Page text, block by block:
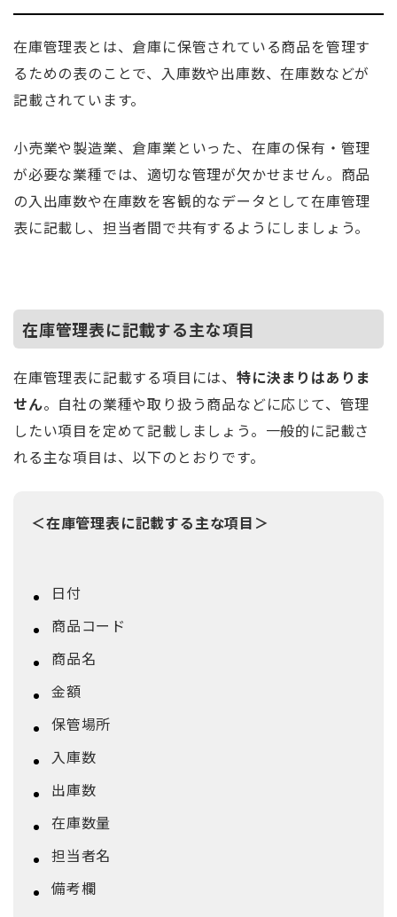
在庫管理表とは、倉庫に保管されている商品を管理す
るための表のことで、入庫数や出庫数、在庫数などが
記載されています。
小売業や製造業、倉庫業といった、在庫の保有・管理
が必要な業種では、適切な管理が欠かせません。商品
の入出庫数や在庫数を客観的なデータとして在庫管理
表に記載し、担当者間で共有するようにしましょう。
在庫管理表に記載する主な項目
在庫管理表に記載する項目には、 特に決まりはありま
せん。自社の業種や取り扱う商品などに応じて、管理
したい項目を定めて記載しましょう。一般的に記載さ
れる主な項目は、以下のとおりです。
＜在庫管理表に記載する主な項目＞
日付
商品コード
商品名
金額
保管場所
入庫数
出庫数
在庫数量
担当者名
備考欄